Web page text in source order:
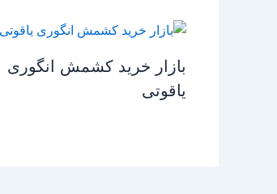
بازار خرید کشمش انگوری
یاقوتی